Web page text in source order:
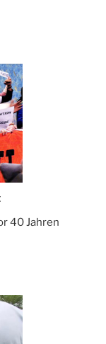
40 Jahren